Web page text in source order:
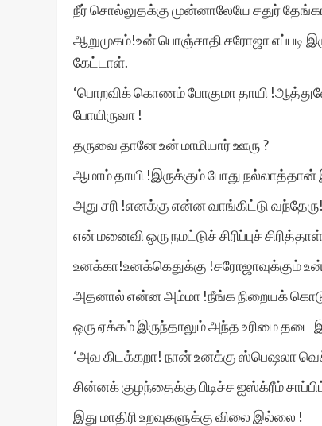
நீர் சொல்லுதக்கு முன்னாலேயே சதுர்
ஆறுமுகம்!உன் பொஞ்சாதி சரோஜா எப்படி
கேட்டாள்.
‘பொறவிக் கொணம் போகுமா தாயி
போயிருவா !
தருவை தானே உன் மாமியார் ஊரு ?
ஆமாம் தாயி !இருக்கும் போது நல்லாத்தான்
அது சரி !எனக்கு என்ன வாங்கிட்டு வந்தேரு!
என் மனைவி ஒரு நமட்டுச் சிரிப்புச்
உனக்கா!உனக்கெதுக்கு !சரோஜாவுக்கும்
அதனால் என்ன அம்மா !நீங்க நிறையக்
ஒரு ஏக்கம் இருந்தாலும் அந்த உரிமை
‘அவ கிடக்கறா! நான் உனக்கு ஸ்பெஷலா
சின்னக் குழந்தைக்கு பிடிச்ச ஐஸ்க்ரீம்
இது மாதிரி உறவுகளுக்கு விலை இல்லை !